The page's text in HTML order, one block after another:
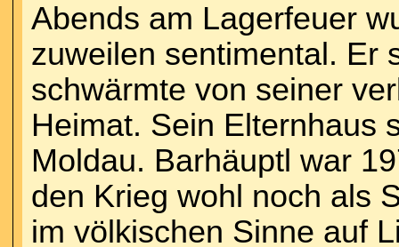
Abends am Lagerfeuer
zuweilen sentimental. Er
schwärmte von seiner
Heimat. Sein Elternhaus
Moldau. Barhäuptl war
den Krieg wohl noch als
im völkischen Sinne auf